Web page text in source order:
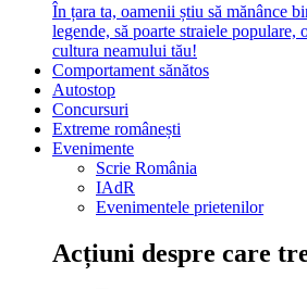
În țara ta, oamenii știu să mănânce
legende, să poarte straiele populare,
cultura neamului tău!
Comportament sănătos
Autostop
Concursuri
Extreme românești
Evenimente
Scrie România
IAdR
Evenimentele prietenilor
Acțiuni despre care